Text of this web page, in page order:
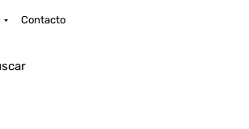
Contacto